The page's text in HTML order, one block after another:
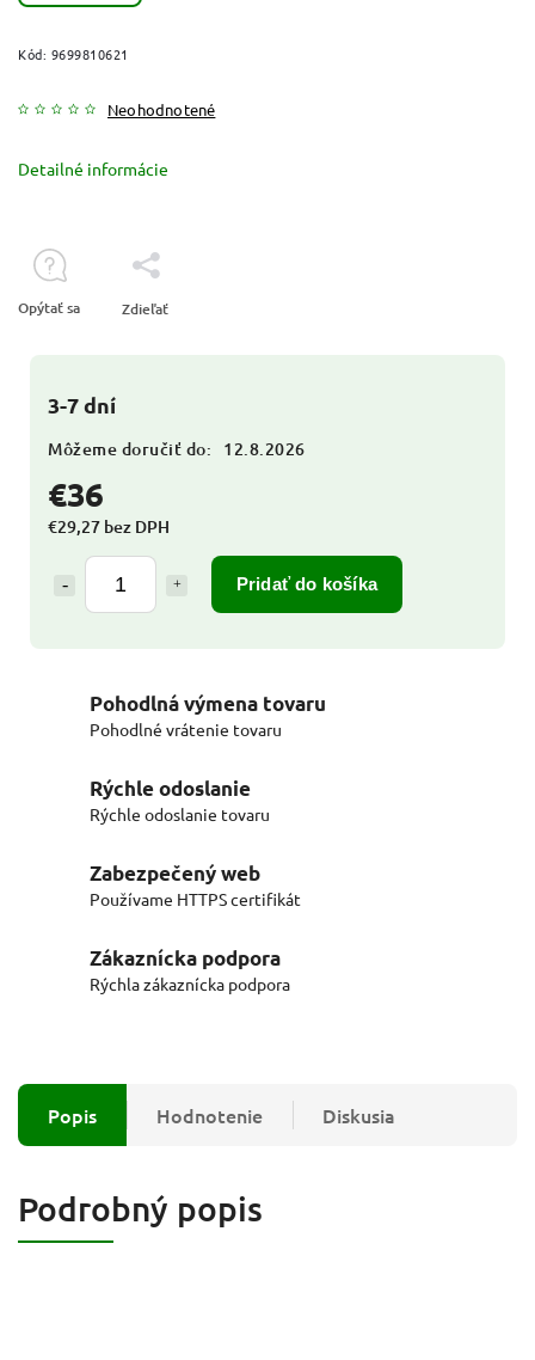
Kód: 9699810621
Neohodnotené
€36
€29,27 bez DPH
Pridať do košíka
3-7 dní
Môžeme doručiť do: 12.8.2026
Detailné informácie
Opýtať sa Zdieľať
Pohodlná výmena tovaru
Pohodlné vrátenie tovaru
Rýchle odoslanie
Rýchle odoslanie tovaru
Zabezpečený web
Používame HTTPS certifikát
Zákaznícka podpora
Rýchla zákaznícka podpora
Popis Hodnotenie Diskusia
Podrobný popis